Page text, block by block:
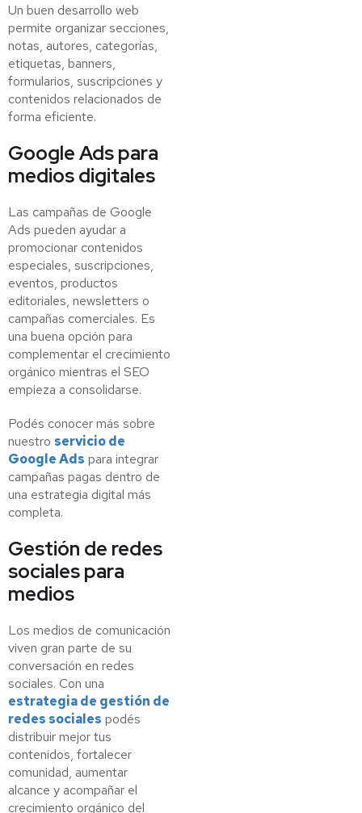
Un buen desarrollo web
permite organizar secciones,
notas, autores, categorías,
etiquetas, banners,
formularios, suscripciones y
contenidos relacionados de
forma eficiente.
Google Ads para
medios digitales
Las campañas de Google
Ads pueden ayudar a
promocionar contenidos
especiales, suscripciones,
eventos, productos
editoriales, newsletters o
campañas comerciales. Es
una buena opción para
complementar el crecimiento
orgánico mientras el SEO
empieza a consolidarse.
Podés conocer más sobre
nuestro servicio de
Google Ads para integrar
campañas pagas dentro de
una estrategia digital más
completa.
Gestión de redes
sociales para
medios
Los medios de comunicación
viven gran parte de su
conversación en redes
sociales. Con una
estrategia de gestión de
redes sociales podés
distribuir mejor tus
contenidos, fortalecer
comunidad, aumentar
alcance y acompañar el
crecimiento orgánico del